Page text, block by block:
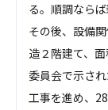
る。順調なら
その後、設備
造２階建て、
委員会で示さ
工事を進め、